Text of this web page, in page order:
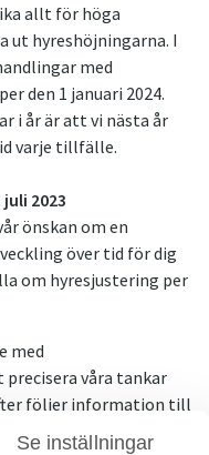
Se inställningar
allt för höga
ut hyreshöjningarna. I
med
den 1 januari 2024.
i år är att vi nästa år
varje tillfälle.
2023
önskan om en
över tid för dig
om hyresjustering per
med
våra tankar
följer information till